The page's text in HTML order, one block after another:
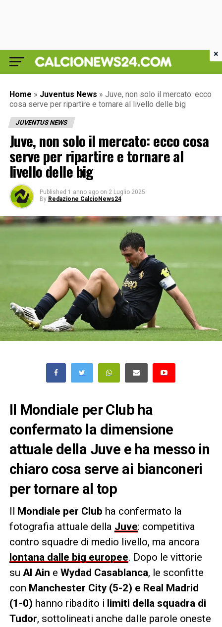
Home » Juventus News » Juve, non solo il mercato: ecco
cosa serve per ripartire e tornare al livello delle big
JUVENTUS NEWS
Juve, non solo il mercato: ecco cosa
serve per ripartire e tornare al
livello delle big
Published 1 anno ago on 2 Luglio 2025
By Redazione CalcioNews24
Il Mondiale per Club ha
confermato la dimensione
attuale della Juve e ha messo in
chiaro cosa serve ai bianconeri
per tornare al top
Il Mondiale per Club ha confermato la
fotografia attuale della Juve: competitiva
contro squadre di medio livello, ma ancora
lontana dalle big europee. Dopo le vittorie
su Al Ain e Wydad Casablanca, le sconfitte
con Manchester City (5-2) e Real Madrid
(1-0) hanno ribadito i limiti della squadra di
Tudor, sottolineati anche dalle parole oneste
×